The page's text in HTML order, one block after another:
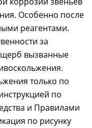
Особенно после
реагентами.
за
вызванные
только по
по
и Правилами
по рисунку